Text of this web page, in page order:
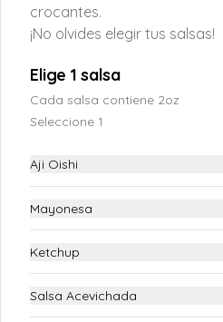
S/ 28.00
Maki
crocantes.
¡No olvides elegir tus salsas!
Elige 1 salsa
Cada salsa contiene 2oz
Seleccione 1
Aji Oishi
Mayonesa
Ketchup
Salsa Acevichada